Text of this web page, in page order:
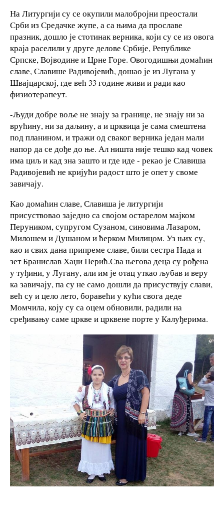
На Литургији су се окупили малобројни преостали
Срби из Средачке жупе, а са њима да прославе
празник, дошло је стотинак верника, који су се из овога
краја раселили у друге делове Србије, Републике
Српске, Војводине и Црне Горе. Овогодишњи домаћин
славе, Славише Радивојевић, дошао је из Лугана у
Швајцарској, где већ 33 године живи и ради као
физиотерапеут.
-Људи добре воље не знају за границе, не знају ни за
врућину, ни за даљину, а и црквица је сама смештена
под планином, и тражи од сваког верника један мали
напор да се дође до ње. Ал ништа није тешко кад човек
има циљ и кад зна зашто и где иде - рекао је Славиша
Радивојевић не кријући радост што је опет у своме
завичају.
Као домаћин славе, Славиша је литургији
присуствовао заједно са својом остарелом мајком
Перуником, супругом Сузаном, синовима Лазаром,
Милошем и Душаном и ћерком Милицом. Уз њих су,
као и свих дана припреме славе, били сестра Нада и
зет Бранислав Хаџи Перић.Сва његова деца су рођена
у туђини, у Лугану, али им је отац уткао љубав и веру
ка завичају, па су не само дошли да присуствују слави,
већ су и цело лето, боравећи у кући свога деде
Момчила, коју су са оцем обновили, радили на
сређивању саме цркве и црквене порте у Калуђерима.